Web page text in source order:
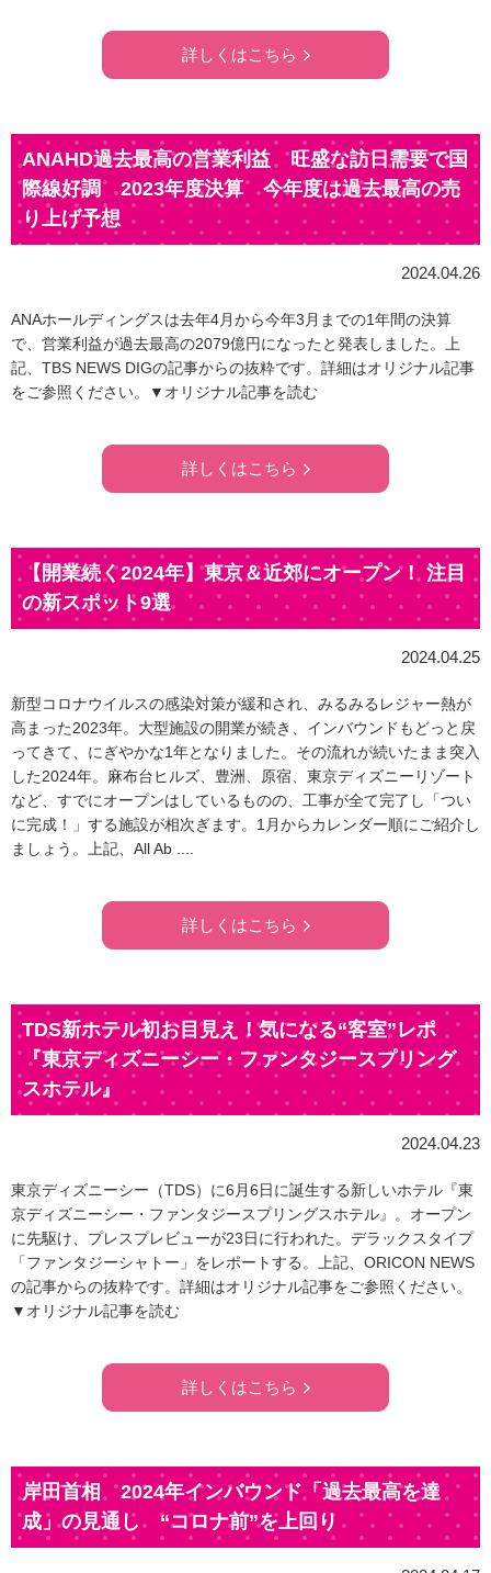
詳しくはこちら
ANAHD過去最高の営業利益 旺盛な訪日需要で国
際線好調 2023年度決算 今年度は過去最高の売
り上げ予想
2024.04.26
ANAホールディングスは去年4月から今年3月までの1年間の決算
で、営業利益が過去最高の2079億円になったと発表しました。上
記、TBS NEWS DIGの記事からの抜粋です。詳細はオリジナル記事
をご参照ください。▼オリジナル記事を読む
詳しくはこちら
【開業続く2024年】東京＆近郊にオープン！ 注目
の新スポット9選
2024.04.25
新型コロナウイルスの感染対策が緩和され、みるみるレジャー熱が
高まった2023年。大型施設の開業が続き、インバウンドもどっと戻
ってきて、にぎやかな1年となりました。その流れが続いたまま突入
した2024年。麻布台ヒルズ、豊洲、原宿、東京ディズニーリゾート
など、すでにオープンはしているものの、工事が全て完了し「つい
に完成！」する施設が相次ぎます。1月からカレンダー順にご紹介し
ましょう。上記、All Ab ....
詳しくはこちら
TDS新ホテル初お目見え！気になる“客室”レポ
『東京ディズニーシー・ファンタジースプリング
スホテル』
2024.04.23
東京ディズニーシー（TDS）に6月6日に誕生する新しいホテル『東
京ディズニーシー・ファンタジースプリングスホテル』。オープン
に先駆け、プレスプレビューが23日に行われた。デラックスタイプ
「ファンタジーシャトー」をレポートする。上記、ORICON NEWS
の記事からの抜粋です。詳細はオリジナル記事をご参照ください。
▼オリジナル記事を読む
詳しくはこちら
岸田首相 2024年インバウンド「過去最高を達
成」の見通し “コロナ前”を上回り